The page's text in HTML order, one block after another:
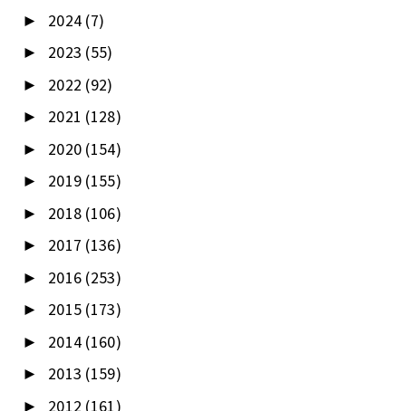
► 2024 (7)
► 2023 (55)
► 2022 (92)
► 2021 (128)
► 2020 (154)
► 2019 (155)
► 2018 (106)
► 2017 (136)
► 2016 (253)
► 2015 (173)
► 2014 (160)
► 2013 (159)
► 2012 (161)